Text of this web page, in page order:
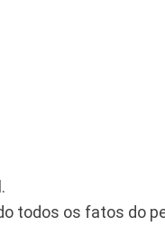
todos os fatos do